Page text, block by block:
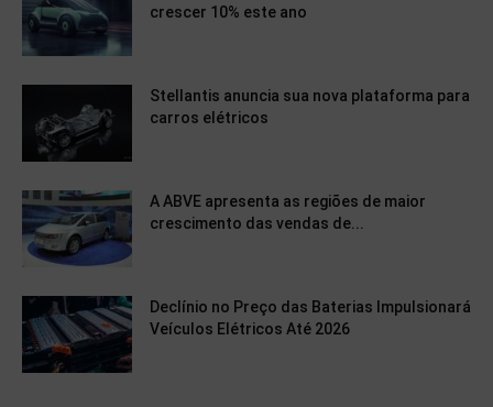
crescer 10% este ano
Stellantis anuncia sua nova plataforma para
carros elétricos
A ABVE apresenta as regiões de maior
crescimento das vendas de...
Declínio no Preço das Baterias Impulsionará
Veículos Elétricos Até 2026